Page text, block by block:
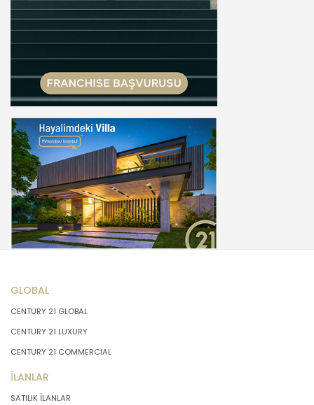
GLOBAL
CENTURY 21 GLOBAL
CENTURY 21 LUXURY
CENTURY 21 COMMERCIAL
İLANLAR
SATILIK İLANLAR